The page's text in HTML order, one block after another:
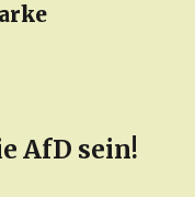
AfD sein!